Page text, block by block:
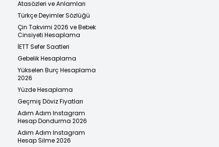
Atasözleri ve Anlamları
Türkçe Deyimler Sözlüğü
Çin Takvimi 2026 ve Bebek
Cinsiyeti Hesaplama
İETT Sefer Saatleri
Gebelik Hesaplama
Yükselen Burç Hesaplama
2026
Yüzde Hesaplama
Geçmiş Döviz Fiyatları
Adım Adım Instagram
Hesap Dondurma 2026
Adım Adım Instagram
Hesap Silme 2026